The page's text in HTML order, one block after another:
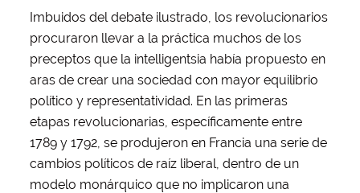
Imbuidos del debate ilustrado, los revolucionarios
procuraron llevar a la práctica muchos de los
preceptos que la intelligentsia había propuesto en
aras de crear una sociedad con mayor equilibrio
político y representatividad. En las primeras
etapas revolucionarias, específicamente entre
1789 y 1792, se produjeron en Francia una serie de
cambios políticos de raíz liberal, dentro de un
modelo monárquico que no implicaron una